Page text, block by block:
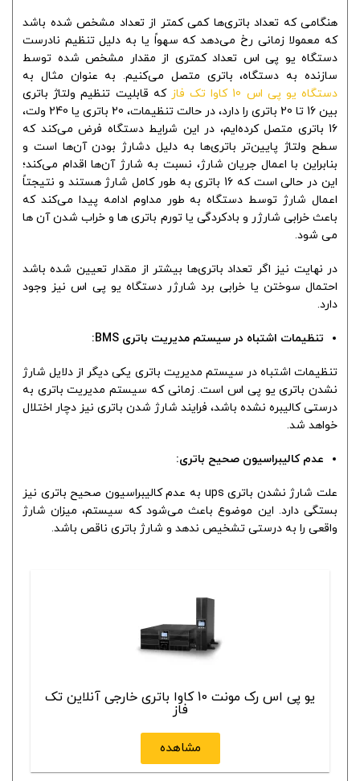
هنگامی که تعداد باتری‌ها کمی کمتر از تعداد مشخص شده باشد
که معمولا زمانی رخ می‌دهد که سهواً یا به دلیل تنظیم نادرست
دستگاه یو پی اس تعداد کمتری از مقدار مشخص شده توسط
سازنده به دستگاه، باتری متصل می‌کنیم. به عنوان مثال به
دستگاه یو پی اس 10 کاوا تک فاز
که قابلیت تنظیم ولتاژ باتری
بین 16 تا 20 باتری را دارد، در حالت تنظیمات، 20 باتری یا 240 ولت،
16 باتری متصل کرده‌ایم، در این شرایط دستگاه فرض می‌کند که
سطح ولتاژ پایین‌تر باتری‌ها به دلیل دشارژ بودن آن‌ها است و
بنابراین با اعمال جریان شارژ، نسبت به شارژ آن‌ها اقدام می‌کند؛
این در حالی است که 16 باتری به طور کامل شارژ هستند و نتیجتاً
اعمال شارژ توسط دستگاه به طور مداوم ادامه پیدا می‌کند که
باعث خرابی شارژر و بادکردگی یا تورم باتری ها و خراب شدن آن ها
می شود.
در نهایت نیز اگر تعداد باتری‌ها بیشتر از مقدار تعیین شده باشد
احتمال سوختن یا خرابی برد شارژر دستگاه یو پی اس نیز وجود
دارد.
تنظیمات اشتباه در سیستم مدیریت باتری BMS:
تنظیمات اشتباه در سیستم مدیریت باتری یکی دیگر از دلایل شارژ
نشدن باتری یو پی اس است. زمانی که سیستم مدیریت باتری به
درستی کالیبره نشده باشد، فرایند شارژ شدن باتری نیز دچار اختلال
خواهد شد.
عدم کالیبراسیون صحیح باتری:
علت شارژ نشدن باتری ups به عدم کالیبراسیون صحیح باتری نیز
بستگی دارد. این موضوع باعث می‌شود که سیستم، میزان شارژ
واقعی را به درستی تشخیص ندهد و شارژ باتری ناقص باشد.
یو پی اس رک مونت 10 کاوا باتری خارجی آنلاین تک
فاز
مشاهده